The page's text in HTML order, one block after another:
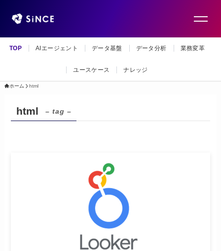
TOP AIエージェント データ基盤 データ分析 業務変革
ユースケース ナレッジ
ホーム html
html – tag –